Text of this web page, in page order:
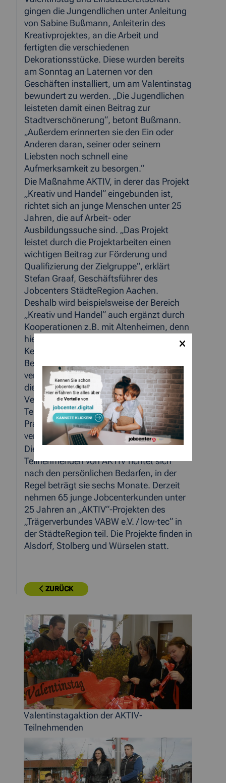
gingen die Jungendlichen unter Anleitung
von Sabine Bußmann, Anleiterin des
Kreativprojektes, an die Arbeit und
fertigten die verschiedenen
Dekorationsstücke. Diese wurden bereits
am Sonntag an Laternen vor den
Geschäften installiert, um am Valentinstag
bewundert zu werden. „Die Jugendlichen
leisteten damit einen Beitrag zur
Stadtverschönerung“, betont Bußmann.
„Außerdem erinnerten sie den Ein oder
Anderen daran, seiner oder seinem
Liebsten noch schnell eine
Aufmerksamkeit zu besorgen.“
Die Maßnahme AKTIV, in derer das Projekt
„Kreativ und Handel“ eingebunden ist,
richtet sich an junge Menschen unter 25
Jahren, die auf Arbeit- oder
Ausbildungssuche sind. „Das Projekt
leistet durch die Projektarbeiten einen
wichtigen Beitrag zur Förderung und
Qualifizierung der Zielgruppe“, erklärt
Stefan Graaf, Geschäftsführer des
Jobcenters StädteRegion Aachen.
Deshalb wird beispielsweise der Bereich
„Kreativ und Handel“ auch ergänzt durch
Kooperationen z.B. mit Altenheimen, denn
hier können die jungen Menschen ihre
Kenntnisse insbesondere im sozialen
Bereich erweitern. „Durch die
verschiedenen Kooperationen und durch
die praxisnahe Arbeit bezwecken wir die
Vermittlung in Arbeit, so werden die
Teilnehmenden im Idealfall über ein
Praktikum in Arbeit oder Ausbildung
vermittelt“, so Graaf.
Die individuelle Förderung für die
Teilnehmenden von AKTIV richtet sich
nach den persönlichen Bedarfen, in der
Regel beträgt sie sechs Monate. Derzeit
nehmen 65 junge Jobcenterkunden unter
25 Jahren an „AKTIV“-Projekten des
„Trägerverbundes VABW e.V. / low-tec“ in
der StädteRegion teil. Die Projekte finden in
Alsdorf, Stolberg und Würselen statt.
ZURÜCK
Valentinstagaktion der AKTIV-
Teilnehmenden